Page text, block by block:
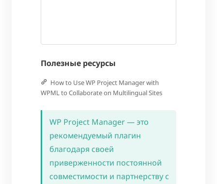
Полезные ресурсы
How to Use WP Project Manager with
WPML to Collaborate on Multilingual Sites
WP Project Manager — это
рекомендуемый плагин
благодаря своей
приверженности постоянной
совместимости и партнерству с